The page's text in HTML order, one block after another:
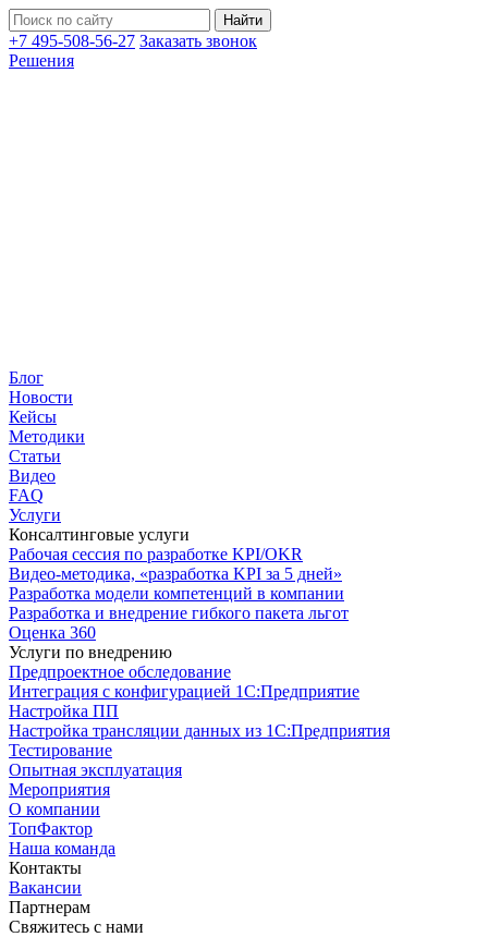
+7 495-508-56-27 Заказать звонок
Решения
Блог
Новости
Кейсы
Методики
Статьи
Видео
FAQ
Услуги
Консалтинговые услуги
Рабочая сессия по разработке KPI/OKR
Видео-методика, «разработка KPI за 5 дней»
Разработка модели компетенций в компании
Разработка и внедрение гибкого пакета льгот
Оценка 360
Услуги по внедрению
Предпроектное обследование
Интеграция с конфигурацией 1С:Предприятие
Настройка ПП
Настройка трансляции данных из 1С:Предприятия
Тестирование
Опытная эксплуатация
Мероприятия
О компании
ТопФактор
Наша команда
Контакты
Вакансии
Партнерам
Свяжитесь с нами